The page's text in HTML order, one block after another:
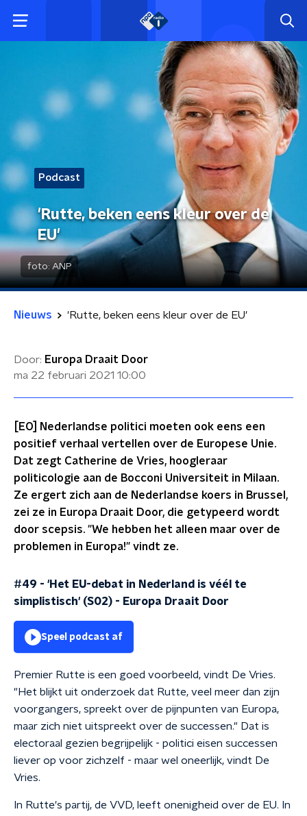
Podcast
'Rutte, beken eens kleur over de
EU'
foto: ANP
Nieuws 'Rutte, beken eens kleur over de EU'
Door: Europa Draait Door
ma 22 februari 2021 10:00
[EO] Nederlandse politici moeten ook eens een
positief verhaal vertellen over de Europese Unie.
Dat zegt Catherine de Vries, hoogleraar
politicologie aan de Bocconi Universiteit in Milaan.
Ze ergert zich aan de Nederlandse koers in Brussel,
zei ze in Europa Draait Door, die getypeerd wordt
door scepsis. "We hebben het alleen maar over de
problemen in Europa!" vindt ze.
#49 - 'Het EU-debat in Nederland is véél te
simplistisch' (S02) - Europa Draait Door
Speel podcast af
Premier Rutte is een goed voorbeeld, vindt De Vries.
"Het blijkt uit onderzoek dat Rutte, veel meer dan zijn
voorgangers, spreekt over de pijnpunten van Europa,
maar zich niet uitspreekt over de successen." Dat is
electoraal gezien begrijpelijk - politici eisen successen
liever op voor zichzelf - maar wel oneerlijk, vindt De
Vries.
In Rutte's partij, de VVD, leeft onenigheid over de EU. In